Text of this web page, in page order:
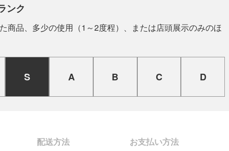
ンク
商品、多少の使用（1～2度程）、または店頭展示のみのほ
S A B C D
配送方法 お支払い方法